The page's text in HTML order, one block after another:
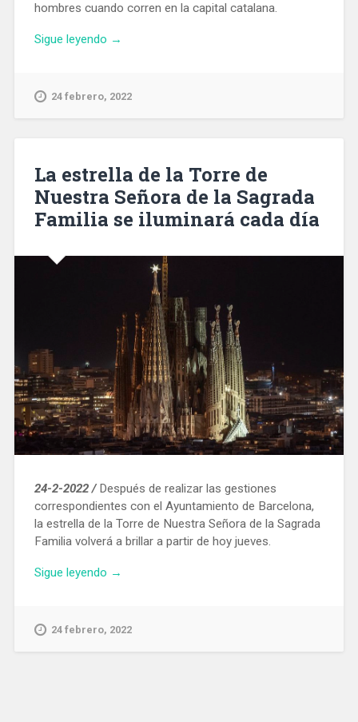
hombres cuando corren en la capital catalana.
Sigue leyendo «El
las
Barcelona
padecen
acoso
encuesta»
→
24 febrero, 2022
La estrella de la Torre de
Nuestra Señora de la Sagrada
Familia se iluminará cada día
24-2-2022 / Después de realizar las gestiones
correspondientes con el Ayuntamiento de Barcelona,
la estrella de la Torre de Nuestra Señora de la Sagrada
Familia volverá a brillar a partir de hoy jueves.
Sigue leyendo «La
la
→
24 febrero, 2022